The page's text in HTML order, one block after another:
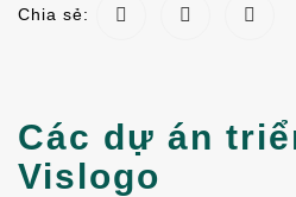
Chia sẻ:
Các dự án
Vislogo